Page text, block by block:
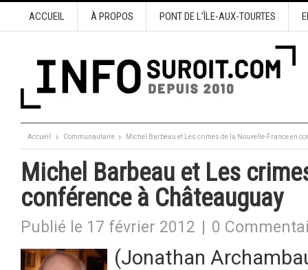
ACCUEIL À PROPOS PONT DE L’ÎLE-AUX-TOURTES
Accueil Communautaire Michel Barbeau et Les crimes de la Nouvelle-France en
Michel Barbeau et Les
conférence à Châteauguay
Publié le 17 février 2012 0
(Jonathan